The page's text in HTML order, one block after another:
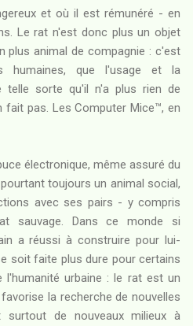
et où il est rémunéré - en
Le rat n'est donc plus un objet
plus animal de compagnie : c'est
humaines, que l'usage et la
telle sorte qu'il n'a plus rien de
pas. Les Computer Mice™, en
électronique, même assuré du
toujours un animal social,
avec ses pairs - y compris
sauvage. Dans ce monde si
a réussi à construire pour lui-
soit faite plus dure pour certains
l'humanité urbaine : le rat est un
la recherche de nouvelles
surtout de nouveaux milieux à